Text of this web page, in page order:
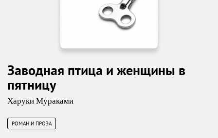
Заводная птица и женщины в
пятницу
Харуки Мураками
РОМАН И ПРОЗА